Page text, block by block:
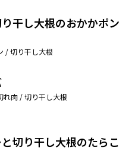
干し大根のおかかポン
/ 切り干し大根
れ肉 / 切り干し大根
切り干し大根のたらこ